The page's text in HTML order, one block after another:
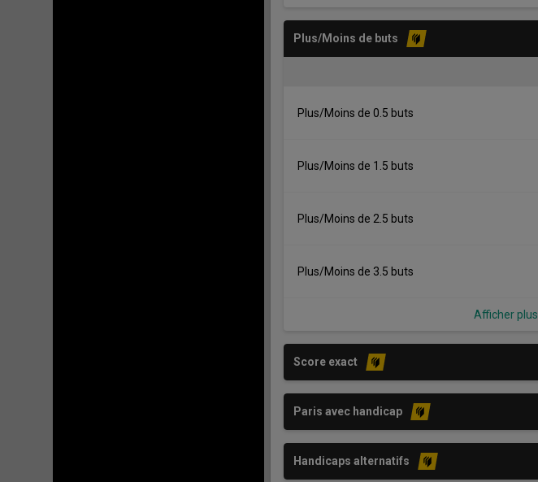
Plus/Moins de buts
Plus/Moins de 0.5 buts
Plus/Moins de 1.5 buts
Plus/Moins de 2.5 buts
Plus/Moins de 3.5 buts
Afficher plus
Score exact
Paris avec handicap
Handicaps alternatifs